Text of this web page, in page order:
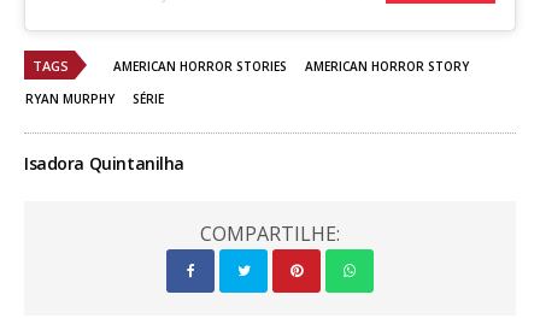
TAGS AMERICAN HORROR STORIES
AMERICAN HORROR STORY
RYAN MURPHY
SÉRIE
Isadora Quintanilha
COMPARTILHE: